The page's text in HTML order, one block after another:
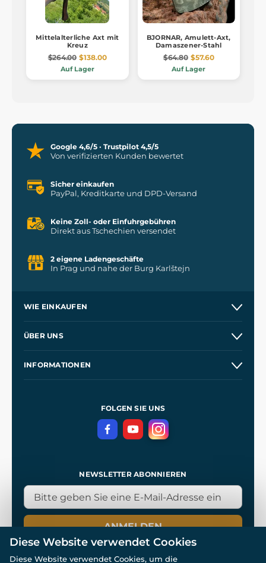
Mittelalterliche Axt mit
Kreuz
$264.00 $138.00
Auf Lager
BJORNAR, Amulett-Axt,
Damaszener-Stahl
$64.80 $57.60
Auf Lager
Google 4,6/5 · Trustpilot 4,5/5
Von verifizierten Kunden bewertet
Sicher einkaufen
PayPal, Kreditkarte und DPD-Versand
Keine Zoll- oder Einfuhrgebühren
Direkt aus Tschechien versendet
2 eigene Ladengeschäfte
In Prag und nahe der Burg Karlštejn
WIE EINKAUFEN
Kontakt
ÜBER UNS
INFORMATIONEN
DatenschutzerklärungFOLGEN SIE UNS
NEWSLETTER ABONNIEREN
ANMELDEN
Diese Website verwendet Cookies
Diese Website verwendet Cookies, um die